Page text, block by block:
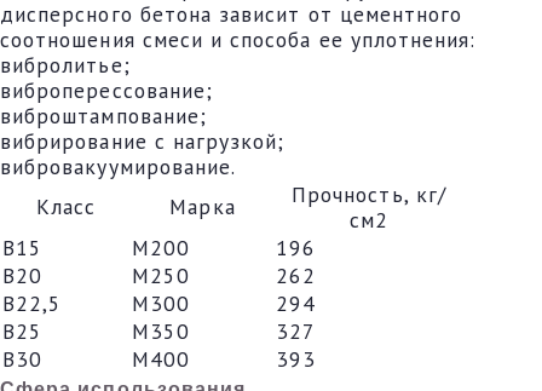
дисперсного бетона зависит от цементного
соотношения смеси и способа ее уплотнения:
вибролитье;
виброперессование;
виброштампование;
вибрирование с нагрузкой;
вибровакуумирование.
Класс
Марка
Прочность, кг/
см2
В15
М200
196
В20
М250
262
В22,5
М300
294
В25
М350
327
В30
М400 393